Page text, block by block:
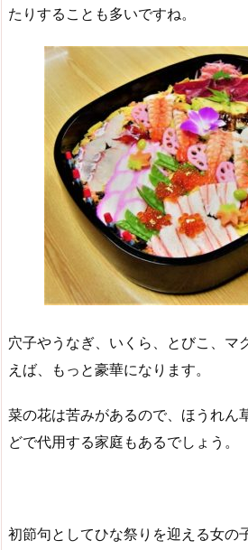
たりすることも多いですね。
穴子やうなぎ、いくら、とびこ、マ
えば、もっと豪華になります。
菜の花は苦みがあるので、ほうれん
どで代用する家庭もあるでしょう。
初節句としてひな祭りを迎える女の